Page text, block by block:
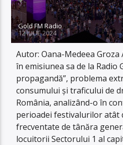
Gold FM Radio
12 IULIE 2024
Autor: Oana-Medeea
în emisiunea sa de la Radio
propagandă”, problema
consumului și traficului de
România, analizând-o în
perioadei festivalurilor atât
frecventate de tânăra
locuitorii Sectorului 1 al